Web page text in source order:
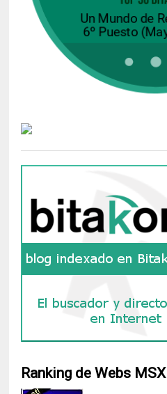
Ranking de Webs MSX